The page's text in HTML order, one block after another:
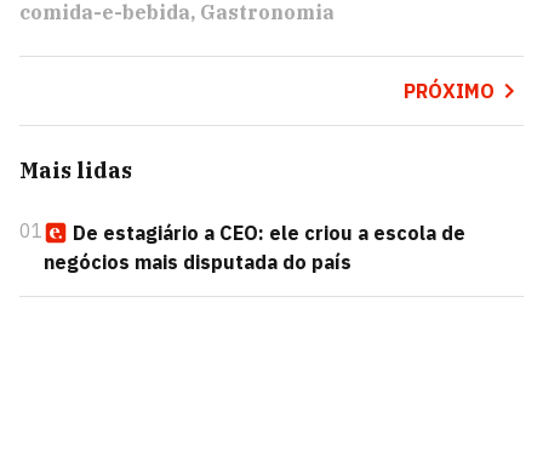
comida-e-bebida Gastronomia
PRÓXIMO
Mais lidas
01
De estagiário a CEO: ele criou a escola de
negócios mais disputada do país